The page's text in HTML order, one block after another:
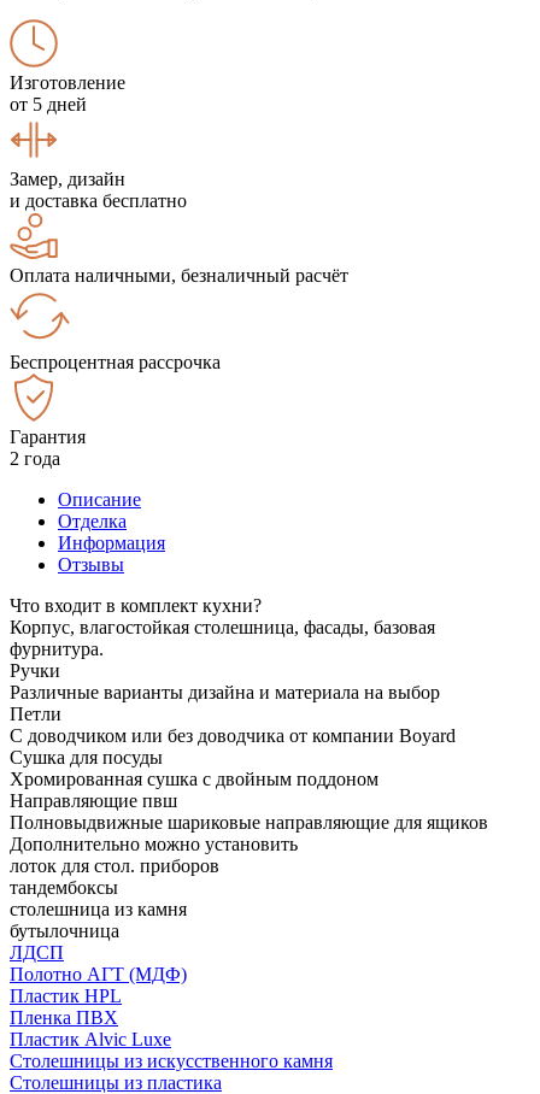
Изготовление
от 5 дней
Замер, дизайн
и доставка бесплатно
Оплата наличными, безналичный расчёт
Беспроцентная рассрочка
Гарантия
2 года
Описание
Отделка
Информация
Отзывы
Что входит в комплект кухни?
Корпус, влагостойкая столешница, фасады, базовая
фурнитура.
Ручки
Различные варианты дизайна и материала на выбор
Петли
С доводчиком или без доводчика от компании Boyard
Сушка для посуды
Хромированная сушка с двойным поддоном
Направляющие пвш
Полновыдвижные шариковые направляющие для ящиков
Дополнительно можно установить
лоток для стол. приборов
тандембоксы
столешница из камня
бутылочница
ЛДСП
Полотно АГТ (МДФ)
Пластик HPL
Пленка ПВХ
Пластик Alvic Luxe
Столешницы из искусственного камня
Столешницы из пластика